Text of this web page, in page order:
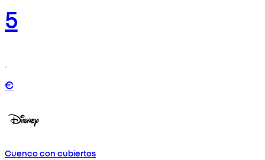
5
€
Cuenco con cubiertos